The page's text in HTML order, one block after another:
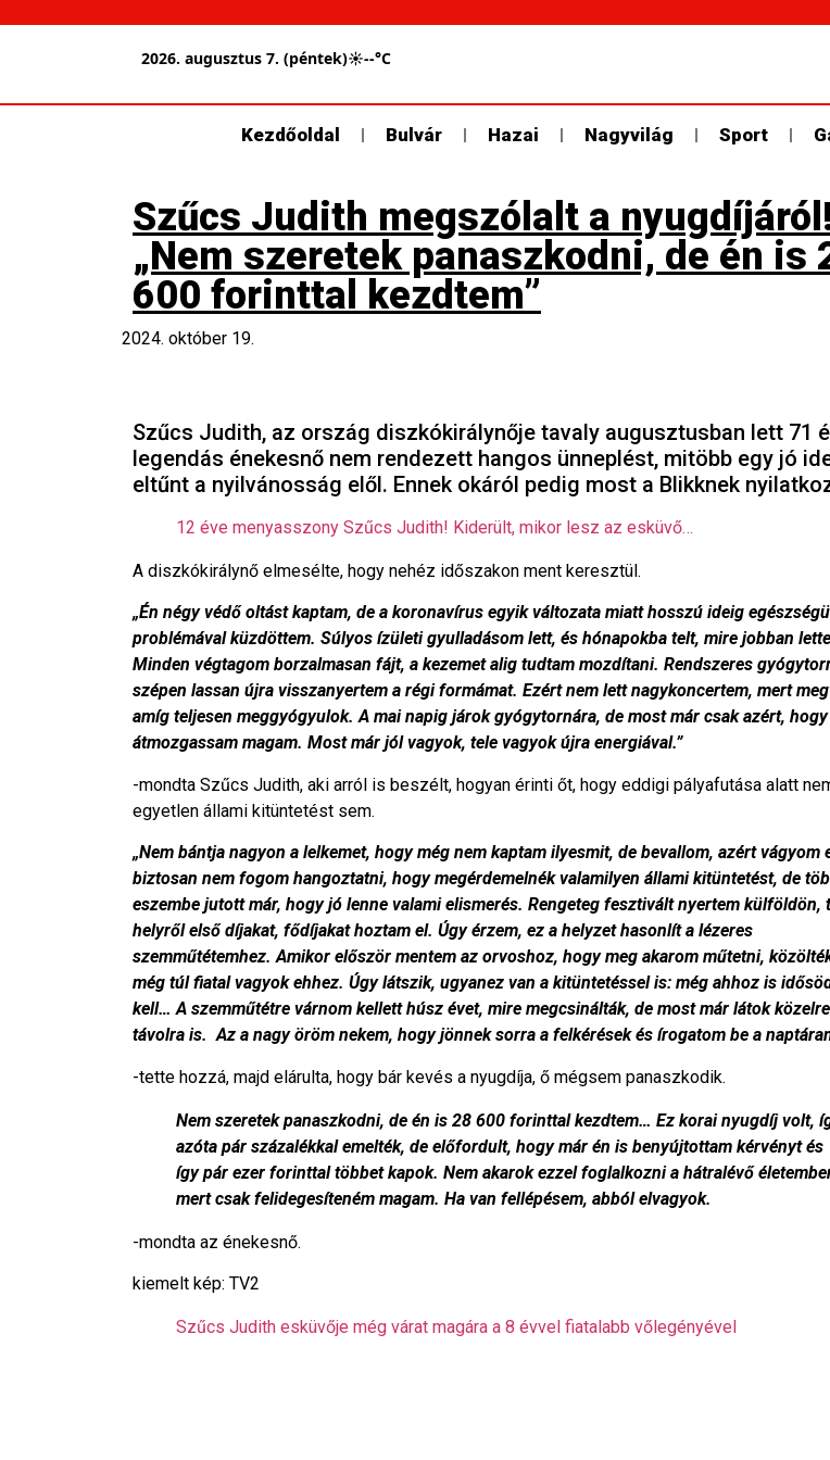
2026. augusztus 7. (péntek)☀--°C
Kezdőoldal Bulvár Hazai Nagyvilág Sport
Szűcs Judith megszólalt a
„Nem szeretek panaszkodni, de én is
600 forinttal kezdtem”
2024. október 19.
Szűcs Judith, az ország diszkókirálynője tavaly augusztusban lett 71
legendás énekesnő nem rendezett hangos ünneplést, mitöbb egy jó
eltűnt a nyilvánosság elől. Ennek okáról pedig most a Blikknek
12 éve menyasszony Szűcs Judith! Kiderült, mikor lesz az esküvő…
A diszkókirálynő elmesélte, hogy nehéz időszakon ment keresztül.
„Én négy védő oltást kaptam, de a koronavírus egyik változata miatt hosszú ideig
problémával küzdöttem. Súlyos ízületi gyulladásom lett, és hónapokba telt, mire jobban
Minden végtagom borzalmasan fájt, a kezemet alig tudtam mozdítani. Rendszeres
szépen lassan újra visszanyertem a régi formámat. Ezért nem lett nagykoncertem, mert
amíg teljesen meggyógyulok. A mai napig járok gyógytornára, de most már csak azért,
átmozgassam magam. Most már jól vagyok, tele vagyok újra energiával.”
-mondta Szűcs Judith, aki arról is beszélt, hogyan érinti őt, hogy eddigi pályafutása alatt
egyetlen állami kitüntetést sem.
„Nem bántja nagyon a lelkemet, hogy még nem kaptam ilyesmit, de bevallom, azért vágyom
biztosan nem fogom hangoztatni, hogy megérdemelnék valamilyen állami kitüntetést, de
eszembe jutott már, hogy jó lenne valami elismerés. Rengeteg fesztivált nyertem külföldön,
helyről első díjakat, fődíjakat hoztam el. Úgy érzem, ez a helyzet hasonlít a lézeres
szemműtétemhez. Amikor először mentem az orvoshoz, hogy meg akarom műtetni,
még túl fiatal vagyok ehhez. Úgy látszik, ugyanez van a kitüntetéssel is: még ahhoz is
kell… A szemműtétre várnom kellett húsz évet, mire megcsinálták, de most már látok
távolra is. Az a nagy öröm nekem, hogy jönnek sorra a felkérések és írogatom be a
-tette hozzá, majd elárulta, hogy bár kevés a nyugdíja, ő mégsem panaszkodik.
Nem szeretek panaszkodni, de én is 28 600 forinttal kezdtem… Ez korai nyugdíj volt,
azóta pár százalékkal emelték, de előfordult, hogy már én is benyújtottam kérvényt és
így pár ezer forinttal többet kapok. Nem akarok ezzel foglalkozni a hátralévő
mert csak felidegesíteném magam. Ha van fellépésem, abból elvagyok.
-mondta az énekesnő.
kiemelt kép: TV2
Szűcs Judith esküvője még várat magára a 8 évvel fiatalabb vőlegényével